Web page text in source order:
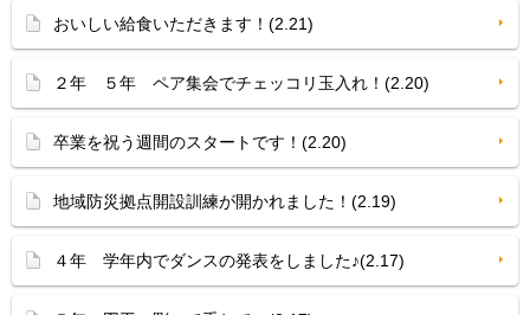
おいしい給食いただきます！(2.21)
２年 ５年 ペア集会でチェッコリ玉入れ！(2.20)
卒業を祝う週間のスタートです！(2.20)
地域防災拠点開設訓練が開かれました！(2.19)
４年 学年内でダンスの発表をしました♪(2.17)